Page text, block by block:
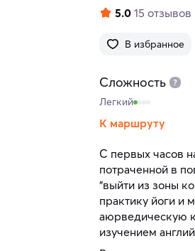
В избранное
5.0 15 отзывов
Сложность
Легкий
К маршруту
С первых часов
потраченной в
"выйти из зоны
практику йоги и
аюрведическую
изучением